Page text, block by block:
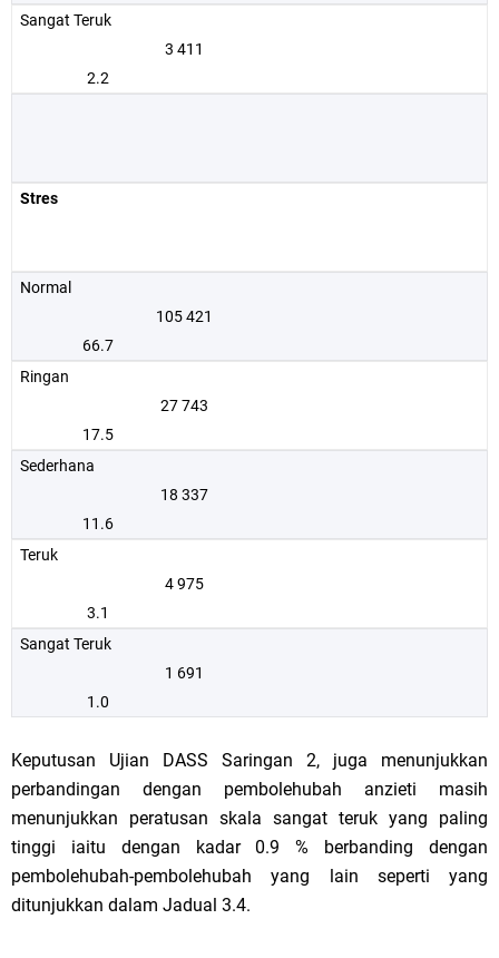
Sangat Teruk
3 411
2.2
Stres
Normal
105 421
66.7
Ringan
27 743
17.5
Sederhana
18 337
11.6
Teruk
4 975
3.1
Sangat Teruk
1 691
1.0
Keputusan Ujian DASS Saringan 2, juga menunjukkan
perbandingan dengan pembolehubah anzieti masih
menunjukkan peratusan skala sangat teruk yang paling
tinggi iaitu dengan kadar 0.9 % berbanding dengan
pembolehubah-pembolehubah yang lain seperti yang
ditunjukkan dalam Jadual 3.4.